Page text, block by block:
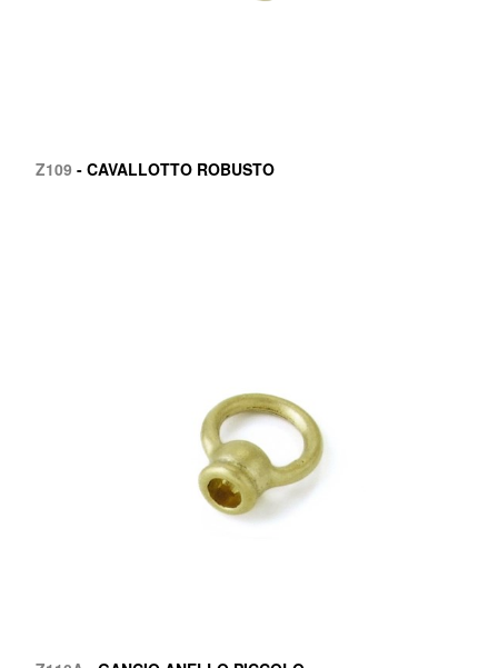
Z109 - CAVALLOTTO ROBUSTO